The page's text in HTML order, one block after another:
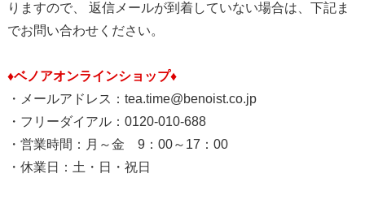
りますので、 返信メールが到着していない場合は、下記ま
でお問い合わせください。
♦ベノアオンラインショップ♦
・メールアドレス：tea.time@benoist.co.jp
・フリーダイアル：0120-010-688
・営業時間：月～金 9：00～17：00
・休業日：土・日・祝日